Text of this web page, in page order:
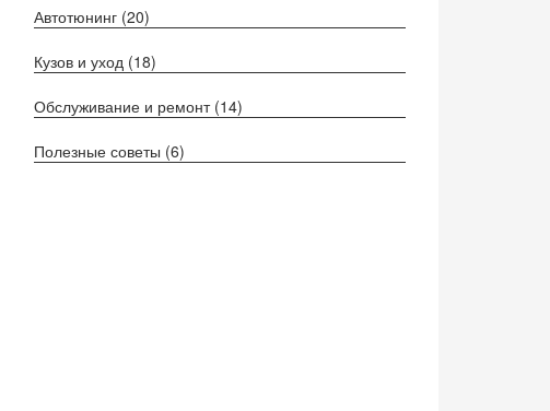
Автотюнинг (20)
Кузов и уход (18)
Обслуживание и ремонт (14)
Полезные советы (6)